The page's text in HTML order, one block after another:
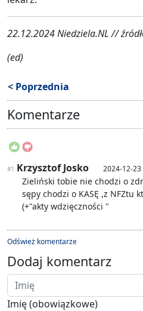
22.12.2024 Niedziela.NL //
(ed)
< Poprzednia
Komentarze
#1 Krzysztof Josko 2024-12-23
Zieliński tobie nie chodzi o
sępy chodzi o KASĘ ,z NFZtu
(+"akty wdzięczności "
Odśwież komentarze
Dodaj komentarz
Imię (obowiązkowe)